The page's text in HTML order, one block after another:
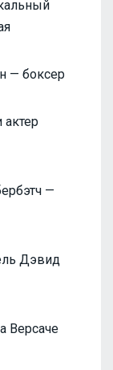
— боксер
—
Дэвид
Версаче